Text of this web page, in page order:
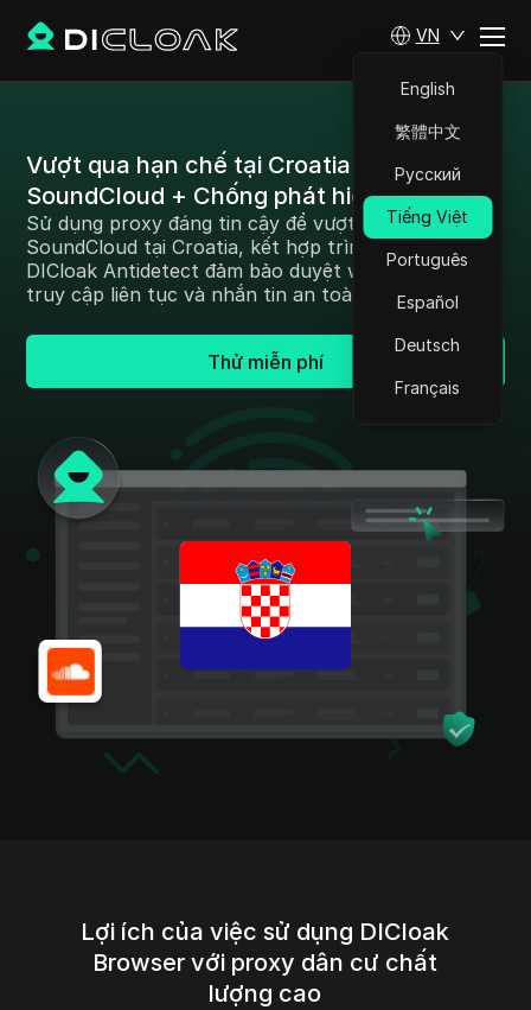
VN
English
繁體中文
Русский
Tiếng Việt
Português
Español
Deutsch
Français
Vượt qua hạn chế tại Croatia: Proxy cho
SoundCloud + Chống phát hiện
Sử dụng proxy đáng tin cậy để vượt qua hạn chế
SoundCloud tại Croatia, kết hợp trình duyệt
DICloak Antidetect đảm bảo duyệt web ẩn danh,
truy cập liên tục và nhắn tin an toàn.
Thử miễn phí
Lợi ích của việc sử dụng DICloak
Browser với proxy dân cư chất
lượng cao